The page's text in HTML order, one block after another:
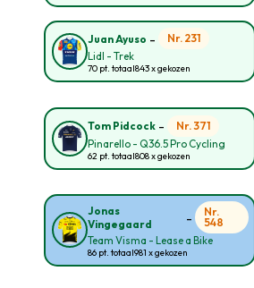
Juan Ayuso -
Nr. 231
Lidl - Trek
70 pt. totaal843 x gekozen
Tom Pidcock -
Nr. 371
Pinarello - Q36.5 Pro Cycling
62 pt. totaal808 x gekozen
Jonas
Vingegaard
-
Nr.
548
Team Visma - Lease a Bike
86 pt. totaal981 x gekozen